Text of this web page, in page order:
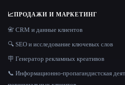
📈ПРОДАЖИ И МАРКЕТИНГ
📇 CRM и данные клиентов
🔍 SEO и исследование ключевых слов
🪧 Генератор рекламных креативов
📞 Информационно-пропагандистская